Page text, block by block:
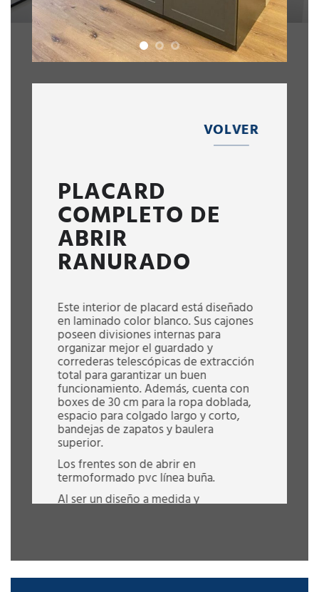
VOLVER
PLACARD
COMPLETO DE
ABRIR
RANURADO
Este interior de placard está diseñado
en laminado color blanco. Sus cajones
poseen divisiones internas para
organizar mejor el guardado y
correderas telescópicas de extracción
total para garantizar un buen
funcionamiento. Además, cuenta con
boxes de 30 cm para la ropa doblada,
espacio para colgado largo y corto,
bandejas de zapatos y baulera
superior.
Los frentes son de abrir en
termoformado pvc línea buña.
Al ser un diseño a medida y